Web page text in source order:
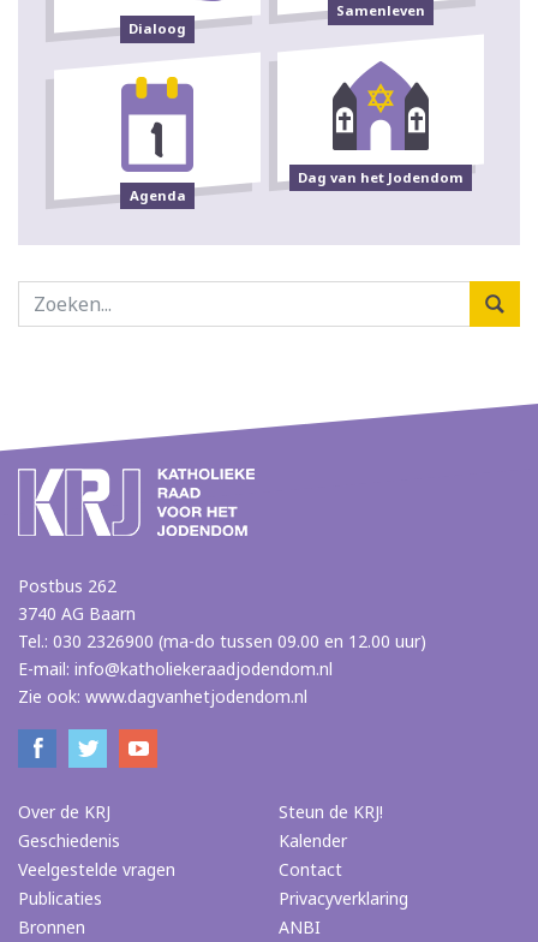
Dialoog
Samenleven
Agenda
Dag van het Jodendom
Postbus 262
3740 AG Baarn
Tel.: 030 2326900 (ma-do tussen 09.00 en 12.00 uur)
E-mail: info@katholiekeraadjodendom.nl
Zie ook: www.dagvanhetjodendom.nl
Over de KRJ
Geschiedenis
Veelgestelde vragen
Publicaties
Bronnen
Steun de KRJ!
Kalender
Contact
Privacyverklaring
ANBI